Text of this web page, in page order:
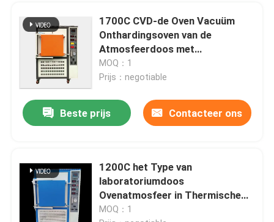
Huis
Ongeveer ons
1700C CVD-de Oven Vacuüm
Onthardingsoven van de
Atmosfeerdoos met
Waterkoelingssysteem
MOQ：1
Prijs：negotiable
Beste prijs Contacteer ons
1200C het Type van
laboratoriumdoos
Ovenatmosfeer in Thermische
behandelingspid Kwartsbuis Op
MOQ：1